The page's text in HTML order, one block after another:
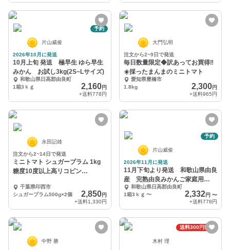
予約
片山威俊
2026年10月に発送
10月上旬 発送 極早生 ゆら早生
みかん お試し3kg(2S~Lサイズ)
和歌山県日高郡由良町
1箱3ｋｇ
2,160円
+送料778円
大門弘明
注文から2~9日で発送
毎日数量限定◆訳あってお買得‼️
☀️採ったまんまのミニトマト
愛知県豊橋市
1.8kg
2,300円
+送料965円
永田記雄
注文から2~14日で発送
ミニトマト シュガープラム 1kg
糖度10度以上高リコピン
千葉県印西市
シュガープラム500g×2個
2,850円
+送料1,330円
予約
片山威俊
2026年11月に発送
11月下旬より発送 和歌山県由良
産 完熟由良みかんご家庭用
3kg~（混サイズ）
和歌山県日高郡由良町
1箱3ｋｇ 〜 2,332円 〜
+送料778円
中野 勝
送料300円割引
木村 理